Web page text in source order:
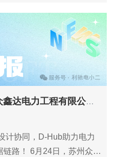
迈出关键一步。通过聚
字化协同，这一合作将有
制造领域的快速响应能
升在
签约快报26.6.24|苏州众鑫达电力工程有限公司签约利驰D-Hub识图报价设计三件套!
计协同，D-Hub助力电力
路！ 6月24日，苏州众鑫